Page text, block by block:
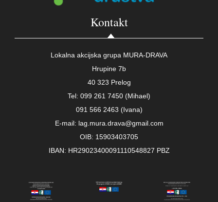
Kontakt
Lokalna akcijska grupa MURA-DRAVA
Hrupine 7b
40 323 Prelog
Tel: 099 261 7450 (Mihael)
091 566 2463 (Ivana)
E-mail: lag.mura.drava@gmail.com
OIB: 15903403705
IBAN: HR29023400091110548827 PBZ